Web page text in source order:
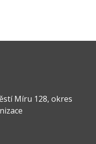
Míru 128, okres